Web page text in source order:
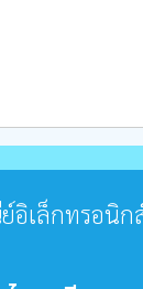
อิเล็กทรอนิก